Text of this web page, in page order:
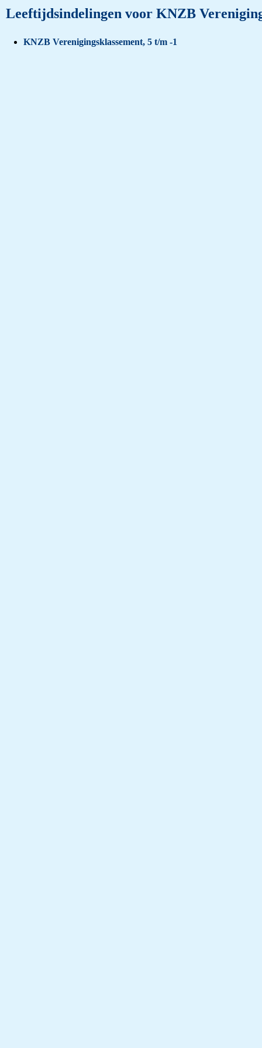
Leeftijdsindelingen voor KNZB
KNZB Verenigingsklassement, 5 t/m -1